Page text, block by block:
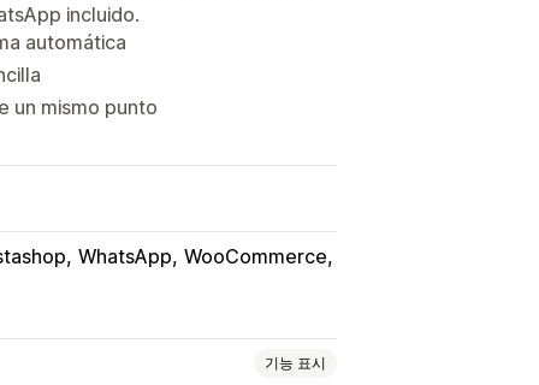
incluido.
automática
un mismo punto
WhatsApp WooCommerce
기능 표시